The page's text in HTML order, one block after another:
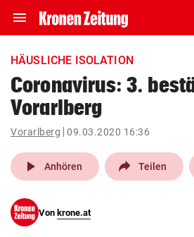
menu Navigation
ein-/ausklappen
account_circle Anmelden
pin_drop
Wien
HÄUSLICHE ISOLATION
Coronavirus: 3.
Vorarlberg
Vorarlberg 09.03.2020 16:36
play_arrow Anhören Teilen
Von krone.at